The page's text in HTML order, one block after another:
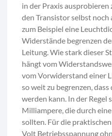
in der Praxis ausprobieren
den Transistor selbst
zum Beispiel eine
Widerstände begrenzen
Leitung. Wie stark dieser
hängt vom
vom Vorwiderstand einer
so weit zu begrenzen,
werden kann. In der Regel
Milliampere, die durch
sollten. Für die
Volt Betriebsspannung